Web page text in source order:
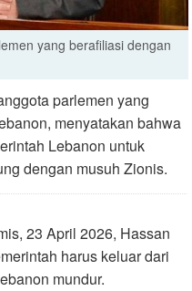
yang berafiliasi dengan
parlemen yang
menyatakan bahwa
Lebanon untuk
dengan musuh Zionis.
23 April 2026, Hassan
harus keluar dari
mundur.